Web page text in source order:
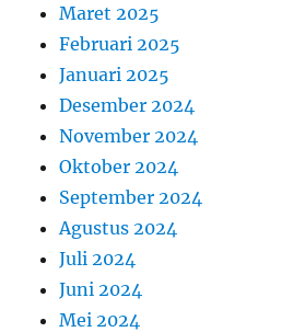
Maret 2025
Februari 2025
Januari 2025
Desember 2024
November 2024
Oktober 2024
September 2024
Agustus 2024
Juli 2024
Juni 2024
Mei 2024